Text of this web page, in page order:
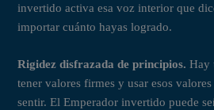
invertido activa esa voz interior que
importar cuánto hayas logrado.
Rigidez disfrazada de principios. Hay
tener valores firmes y usar esos
sentir. El Emperador invertido puede